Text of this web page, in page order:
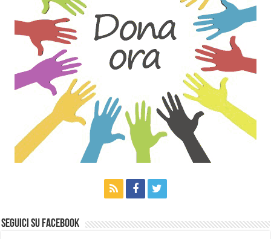
Seguici su Facebook